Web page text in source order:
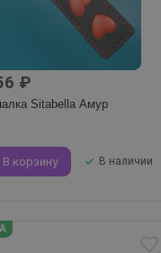
₽
Sitabella Амур
В корзину В наличии